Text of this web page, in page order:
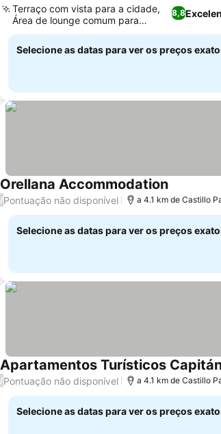
8,8
Terraço com vista para a cidade,
Área de lounge comum para
relaxar
Selecione as datas para ver os preços
Orellana Accommodation
/Pontuação não disponível a 4.1 km de Castillo
Selecione as datas para ver os preços
Apartamentos Turísticos
/Pontuação não disponível a 4.1 km de Castillo
Selecione as datas para ver os preços